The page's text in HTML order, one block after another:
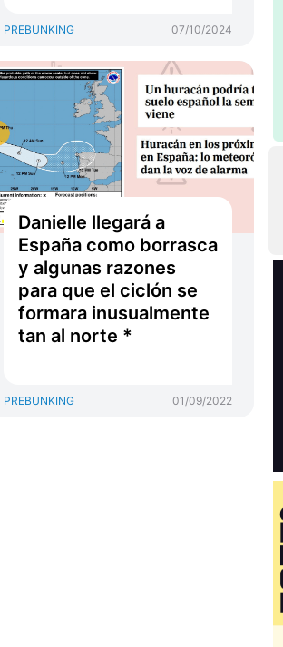
PREBUNKING 07/10/2024
Danielle llegará a
España como borrasca
y algunas razones
para que el ciclón se
formara inusualmente
tan al norte *
PREBUNKING 01/09/2022